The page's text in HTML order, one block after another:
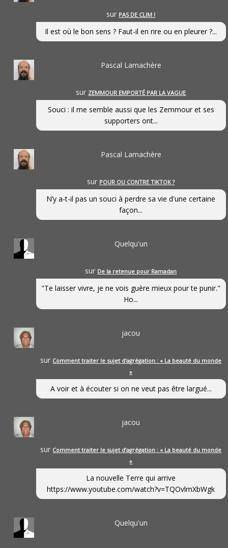
sur PAS DE CLIM !
Il est où le bon sens ? Faut-il en rire ou en pleurer ?...
Pascal Lamachère
sur ZEMMOUR EMPORTÉ PAR LA VAGUE
Souci : il me semble aussi que les Zemmour et ses
supporters ont...
Pascal Lamachère
sur POUR OU CONTRE TIKTOK ?
N’y a-t-il pas un souci à perdre sa vie d'une certaine
façon...
Quelqu'un
sur De la retenue pour Ramadan
"Te laisser vivre, je ne vois guère mieux pour te punir."
Ho...
jacou
sur Comment traiter le sujet d’agrégation : « La beauté du monde
»
A voir et à écouter si on ne veut pas être largué...
jacou
sur Comment traiter le sujet d’agrégation : « La beauté du monde
»
La nouvelle Terre qui arrive
https://www.youtube.com/watch?v=TQOvlmXbWgk
Quelqu'un